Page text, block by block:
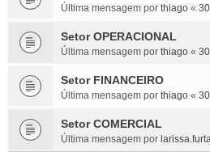
Última mensagem por thiago «
Setor OPERACIONAL
Última mensagem por thiago «
Setor FINANCEIRO
Última mensagem por thiago «
Setor COMERCIAL
Última mensagem por